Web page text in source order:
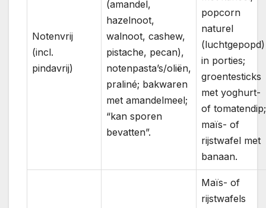
Notenvrij
(incl.
pindavrij)
(amandel,
hazelnoot,
walnoot, cashew,
pistache, pecan),
notenpasta’s/oliën,
praliné; bakwaren
met amandelmeel;
“kan sporen
bevatten”.
popcorn
naturel
(luchtgepopd)
in porties;
groentesticks
met yoghurt-
of tomatendip;
maïs- of
rijstwafel met
banaan.
Maïs- of
rijstwafels